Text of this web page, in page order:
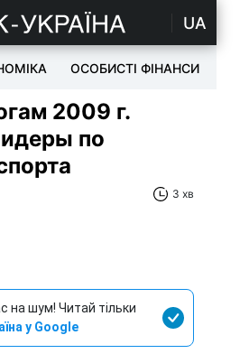
UA
ОСОБИСТІ ФІНАНСИ
2009 г.
по
3 хв
на шум! Читай тільки
у Google